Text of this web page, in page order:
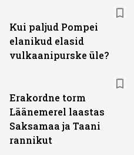
Kui paljud Pompei
elanikud elasid
vulkaanipurske üle?
Erakordne torm
Läänemerel laastas
Saksamaa ja Taani
rannikut